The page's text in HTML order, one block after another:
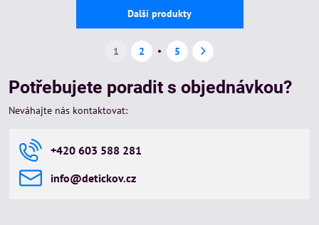
Další produkty
1 2 5
Potřebujete poradit s objednávkou?
Neváhajte nás kontaktovat:
+420 603 588 281
info​@detickov​.cz